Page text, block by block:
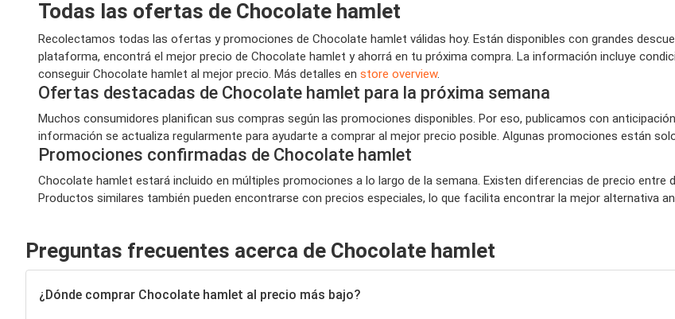
Todas las ofertas de Chocolate hamlet
Recolectamos todas las ofertas y promociones de Chocolate hamlet válidas hoy. Están disponibles con grandes
plataforma, encontrá el mejor precio de Chocolate hamlet y ahorrá en tu próxima compra. La información incluye
conseguir Chocolate hamlet al mejor precio. Más detalles en store overview.
Ofertas destacadas de Chocolate hamlet para la próxima semana
Muchos consumidores planifican sus compras según las promociones disponibles. Por eso, publicamos con
información se actualiza regularmente para ayudarte a comprar al mejor precio posible. Algunas promociones están
Promociones confirmadas de Chocolate hamlet
Chocolate hamlet estará incluido en múltiples promociones a lo largo de la semana. Existen diferencias de precio
Productos similares también pueden encontrarse con precios especiales, lo que facilita encontrar la mejor alternativa
Preguntas frecuentes acerca de Chocolate hamlet
¿Dónde comprar Chocolate hamlet al precio más bajo?